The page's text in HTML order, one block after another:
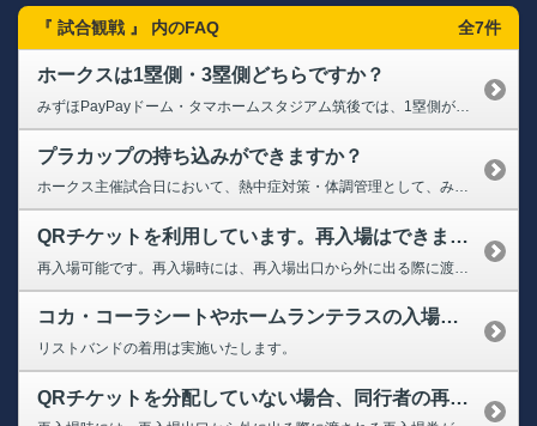
『 試合観戦 』 内のFAQ 全7件
ホークスは1塁側・3塁側どちらですか？
みずほPayPayドーム・タマホームスタジアム筑後では、1塁側がホークス側になります。
プラカップの持ち込みができますか？
ホークス主催試合日において、熱中症対策・体調管理として、みずほPayPayドームへのプラカップの持ち込み可能です。ペットボトル・紙パックと同様に1名1本、1Lまでとなります。 ※スーパーボックスについても、ご来場までの熱中症対策や体調管理目的として 飲み物の持ち込みは可能ですが、お部屋の中で飲んでいただくことはできません。 ➡観戦マナー・応援ルール なお、みずほPay...
QRチケットを利用しています。再入場はできますか？
コカ・コーラシートやホームランテラスの入場時に、リストバンドの着用は実施しますか？
リストバンドの着用は実施いたします。
QRチケットを分配していない場合、同行者の再入場はどのようになりますか。